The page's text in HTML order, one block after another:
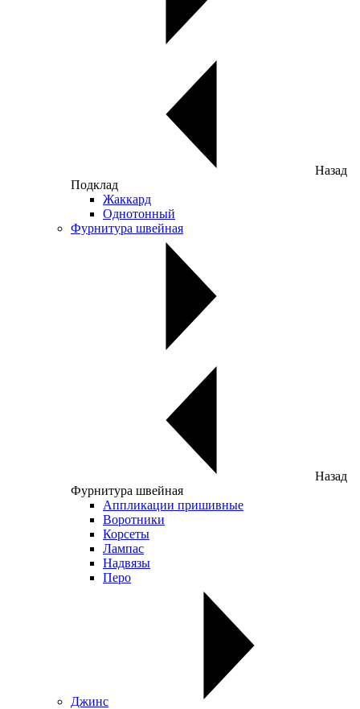
Назад
Подклад
Жаккард
Однотонный
Фурнитура швейная
Назад
Фурнитура швейная
Аппликации пришивные
Воротники
Корсеты
Лампас
Надвязы
Перо
Джинс